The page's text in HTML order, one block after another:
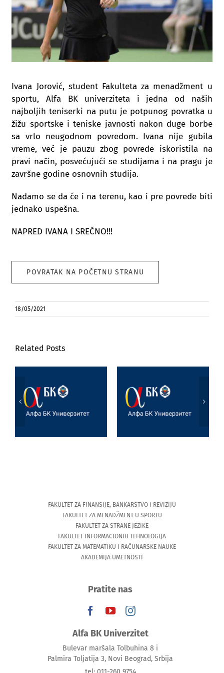
Ivana Jorović, student Fakulteta za menadžment u
sportu, Alfa BK univerziteta i jedna od naših
najboljih teniserki na putu je potpunog povratka u
žižu sportske i teniske javnosti nakon duge borbe
sa vrlo neugodnom povredom. Ivana nije gubila
vreme, već je pauzu zbog povrede iskoristila na
pravi način, posvećujući se studijama i na pragu je
završne godine osnovnih studija.
Nadamo se da će i na terenu, kao i pre povrede biti
jednako uspešna.
NAPRED IVANA I SREĆNO!!!
POVRATAK NA POČETNU STRANU
18/05/2021
Related Posts
Jezik, književnost
i veštačka
Marijane
Joksimović
Univerzitetu u
FAKULTET ZA FINANSIJE, BANKARSTVO I REVIZIJU
FAKULTET ZA MENADŽMENT U SPORTU
FAKULTET ZA STRANE JEZIKE
FAKULTET INFORMACIONIH TEHNOLOGIJA
FAKULTET ZA MATEMATIKU I RAČUNARSKE NAUKE
AKADEMIJA UMETNOSTI
Pratite nas
Alfa BK Univerzitet
Bulevar maršala Tolbuhina 8 i
Palmira Toljatija 3, Novi Beograd, Srbija